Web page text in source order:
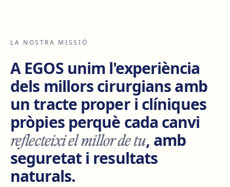
LA NOSTRA MISSIÓ
A EGOS unim l'experiència
dels millors cirurgians amb
un tracte proper i clíniques
pròpies perquè cada canvi
reflecteixi el millor de tu, amb
seguretat i resultats
naturals.